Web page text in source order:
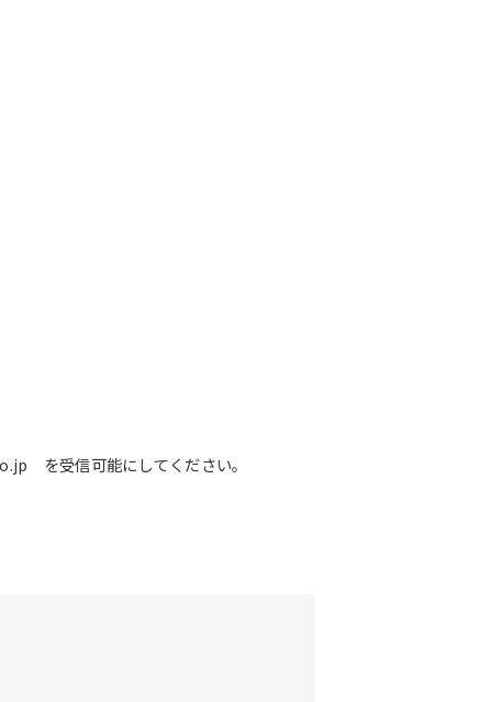
を受信可能にしてください。